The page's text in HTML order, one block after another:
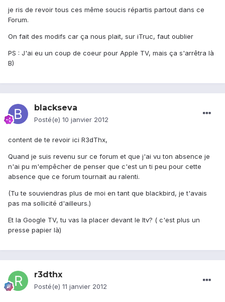
je ris de revoir tous ces même soucis répartis partout dans ce
Forum.
On fait des modifs car ça nous plait, sur iTruc, faut oublier
PS : J'ai eu un coup de coeur pour Apple TV, mais ça s'arrêtra là
B)
blackseva
Posté(e) 10 janvier 2012
content de te revoir ici R3dThx,
Quand je suis revenu sur ce forum et que j'ai vu ton absence je
n'ai pu m'empêcher de penser que c'est un ti peu pour cette
absence que ce forum tournait au ralenti.
(Tu te souviendras plus de moi en tant que blackbird, je t'avais
pas ma sollicité d'ailleurs.)
Et la Google TV, tu vas la placer devant le Itv? ( c'est plus un
presse papier là)
r3dthx
Posté(e) 11 janvier 2012